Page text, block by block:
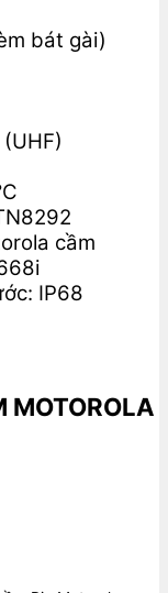
bát gài)
cầm
IP68
MOTOROLA